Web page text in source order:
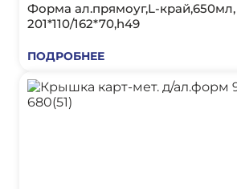
Форма ал.прямоуг,L-край,650мл,
201*110/162*70,h49
ПОДРОБНЕЕ